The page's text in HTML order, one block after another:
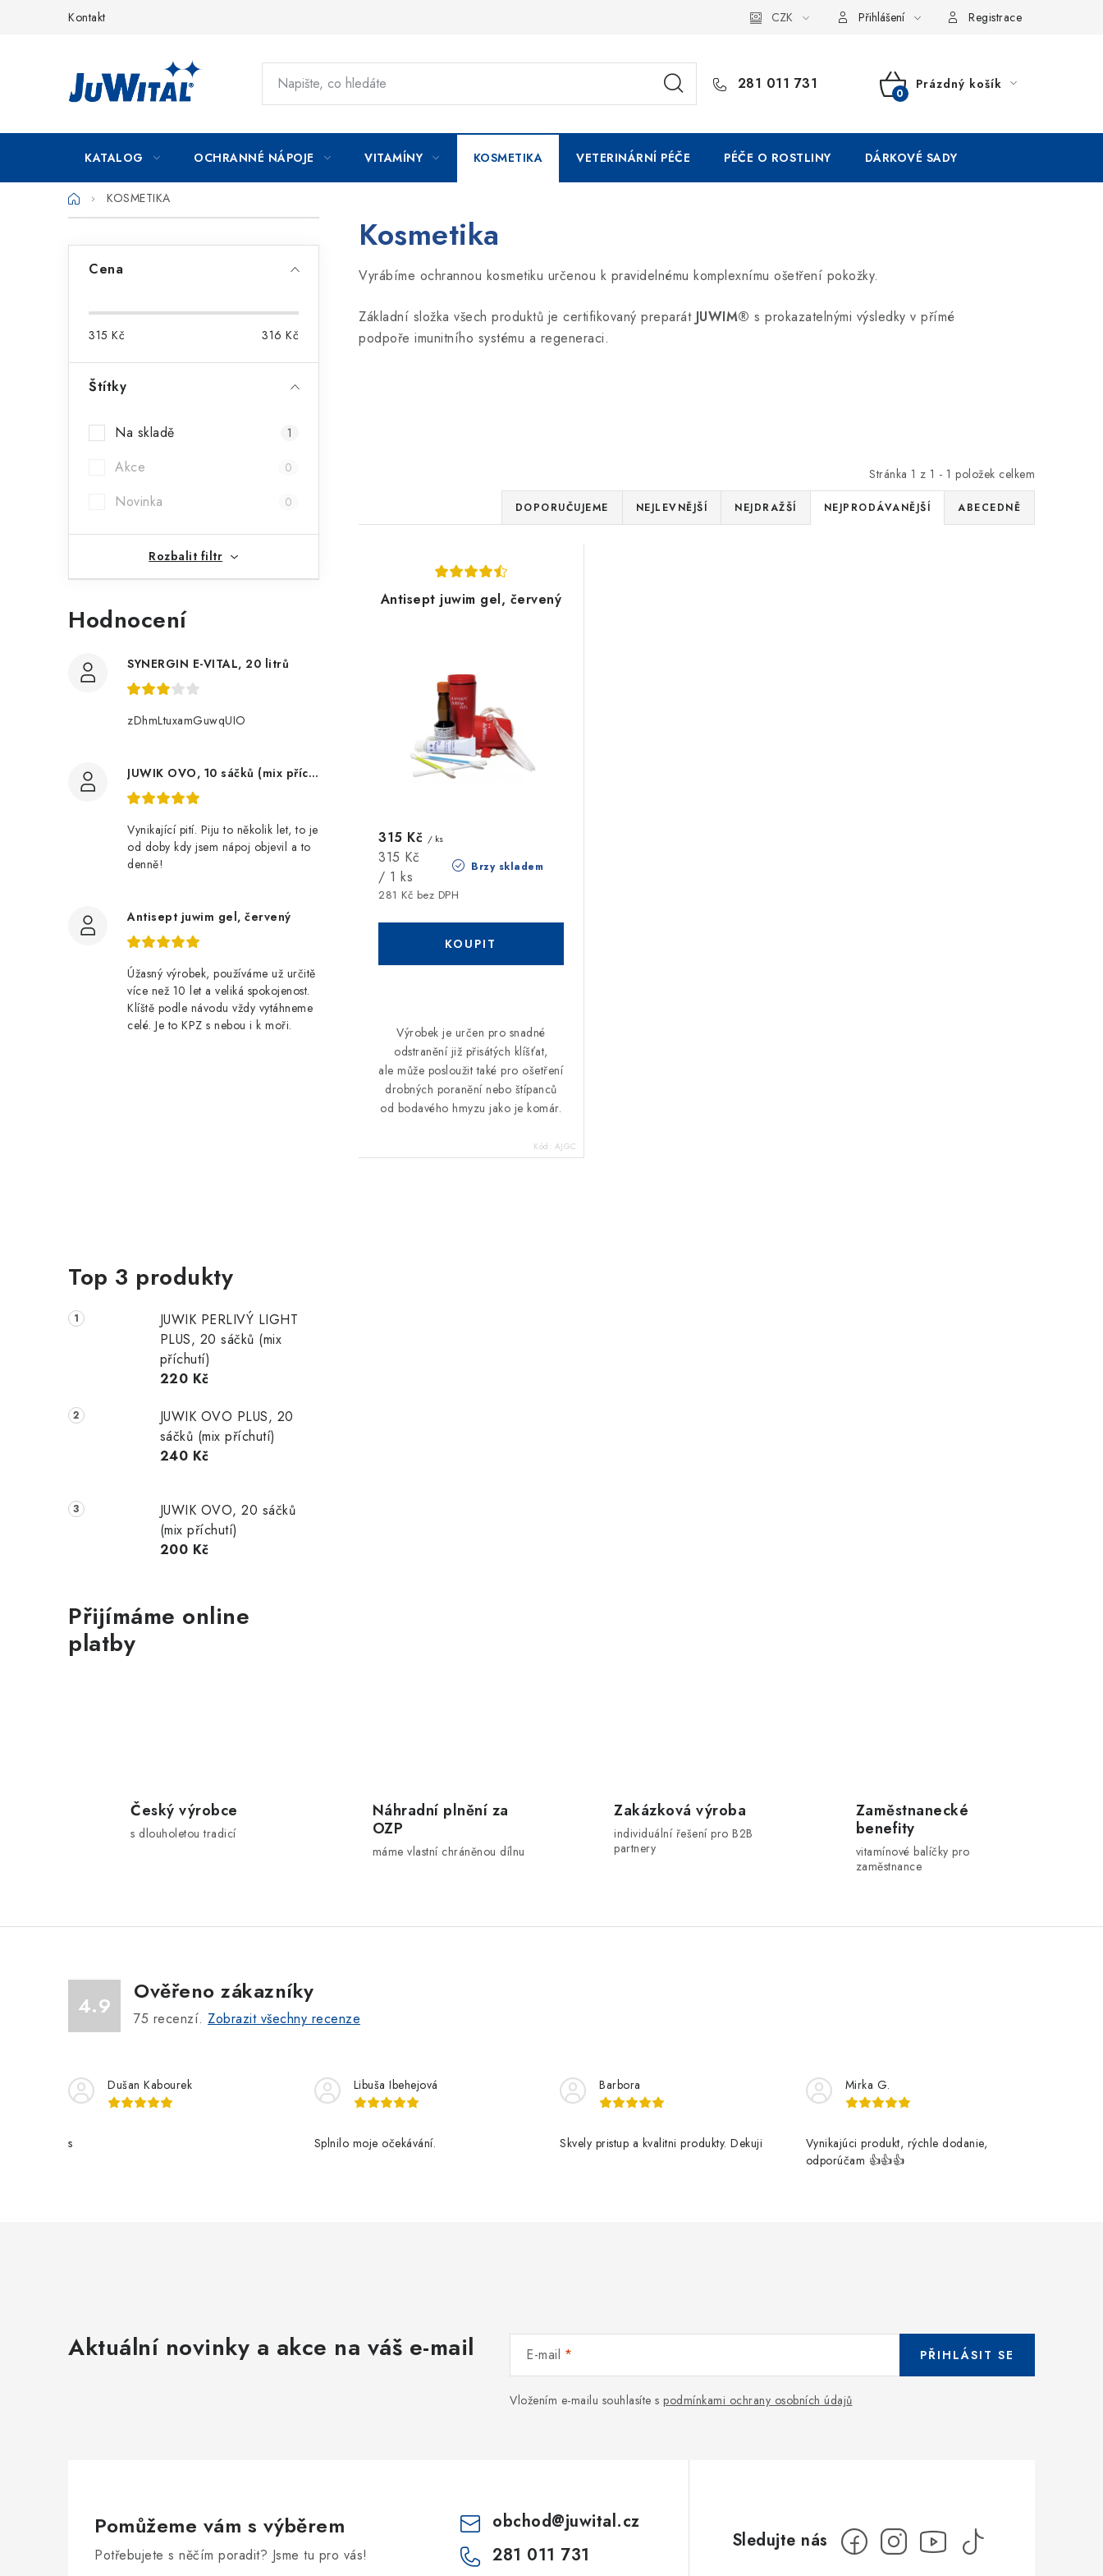
Kontakt CZK Přihlášení Registrace
281 011 731
NÁKUPNÍ
KOŠÍK
Prázdný košík
KATALOG OCHRANNÉ NÁPOJE VITAMÍNY KOSMETIKA VETERINÁRNÍ PÉČE PÉČE O ROSTLINY DÁRKOVÉ SADY
DomůKOSMETIKA
P
r
a
n
e
l
Cena
315 Kč 316 Kč
Štítky
Na skladě 1
Akce 0
Novinka 0
Rozbalit filtr
Hodnocení
SYNERGIN E-VITAL, 20 litrů
zDhmLtuxamGuwqUIO
JUWIK OVO, 10 sáčků (mix příchutí v krabičce)
Vynikající pití. Piju to několik let, to je
od doby kdy jsem nápoj objevil a to
denně!
Antisept juwim gel, červený
Úžasný výrobek, používáme už určitě
více než 10 let a veliká spokojenost.
Klíště podle návodu vždy vytáhneme
celé. Je to KPZ s nebou i k moři.
Top 3 produkty
JUWIK PERLIVÝ LIGHT
PLUS, 20 sáčků (mix
příchutí)
220 Kč
JUWIK OVO PLUS, 20
sáčků (mix příchutí)
240 Kč
JUWIK OVO, 20 sáčků
(mix příchutí)
200 Kč
Přijímáme online
platby
Kosmetika
Vyrábíme ochrannou kosmetiku určenou k pravidelnému komplexnímu ošetření pokožky.
Základní složka všech produktů je certifikovaný preparát JUWIM® s prokazatelnými výsledky v přímé
podpoře imunitního systému a regeneraci.
Stránka 1 z 1 - 1 položek celkem
Ř
a
z
e
r
o
t
DOPORUČUJEME NEJLEVNĚJŠÍ NEJDRAŽŠÍ NEJPRODÁVANĚJŠÍ ABECEDNĚ
Antisept juwim gel, červený
Brzy skladem
281 Kč bez DPH
315 Kč / ks
Měrná
cena:
315 Kč
/ 1 ks
Výrobek je určen pro snadné
odstranění již přisátých klíšťat,
ale může posloužit také pro ošetření
drobných poranění nebo štípanců
od bodavého hmyzu jako je komár.
Kód: AJGC
Český výrobce
s dlouholetou tradicí
Náhradní plnění za
OZP
máme vlastní chráněnou dílnu
Zakázková výroba
individuální řešení pro B2B
partnery
Zaměstnanecké
benefity
vitamínové balíčky pro
zaměstnance
4.9
Ověřeno zákazníky
75 recenzí. Zobrazit všechny recenze
Dušan Kabourek
s
Libuša Ibehejová
Splnilo moje očekávání.
Barbora
Skvely pristup a kvalitni produkty. Dekuji
Mirka G.
Vynikajúci produkt, rýchle dodanie,
odporúčam 👍👍👍
Aktuální novinky a akce na váš e-mail E-mail
Vložením e-mailu souhlasíte s podmínkami ochrany osobních údajů
PŘIHLÁSIT SE
Pomůžeme vám s výběrem
Potřebujete s něčím poradit? Jsme tu pro vás!
obchod@juwital.cz
281 011 731